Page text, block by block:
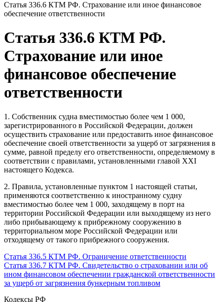
Статья 336.6 КТМ РФ. Страхование или иное финансовое
обеспечение ответственности
Статья 336.6 КТМ РФ.
Страхование или иное
финансовое обеспечение
ответственности
1. Собственник судна вместимостью более чем 1 000,
зарегистрированного в Российской Федерации, должен
осуществить страхование или предоставить иное финансовое
обеспечение своей ответственности за ущерб от загрязнения в
сумме, равной пределу его ответственности, определяемому в
соответствии с правилами, установленными главой XXI
настоящего Кодекса.
2. Правила, установленные пунктом 1 настоящей статьи,
применяются соответственно к иностранному судну
вместимостью более чем 1 000, заходящему в порт на
территории Российской Федерации или выходящему из него
либо прибывающему к прибрежному сооружению в
территориальном море Российской Федерации или
отходящему от такого прибрежного сооружения.
Статья 336.5 КТМ РФ. Ограничение ответственности
Статья 336.7 КТМ РФ. Свидетельство о страховании или об
ином финансовом обеспечении гражданской ответственности
за ущерб от загрязнения бункерным топливом
Кодексы РФ